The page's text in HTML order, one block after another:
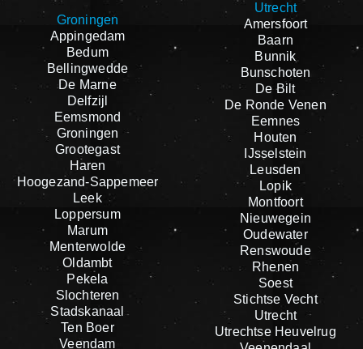
Groningen
Appingedam
Bedum
Bellingwedde
De Marne
Delfzijl
Eemsmond
Groningen
Grootegast
Haren
Hoogezand-Sappemeer
Leek
Loppersum
Marum
Menterwolde
Oldambt
Pekela
Slochteren
Stadskanaal
Ten Boer
Veendam
Utrecht
Amersfoort
Baarn
Bunnik
Bunschoten
De Bilt
De Ronde Venen
Eemnes
Houten
IJsselstein
Leusden
Lopik
Montfoort
Nieuwegein
Oudewater
Renswoude
Rhenen
Soest
Stichtse Vecht
Utrecht
Utrechtse Heuvelrug